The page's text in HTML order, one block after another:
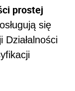
prostej
się